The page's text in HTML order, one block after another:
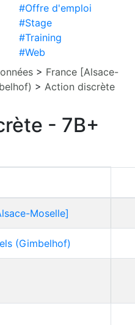
#Offre d'emploi
#Stage
#Training
#Web
> France [Alsace-
> Action discrète
- 7B+
Moselle]
(Gimbelhof)